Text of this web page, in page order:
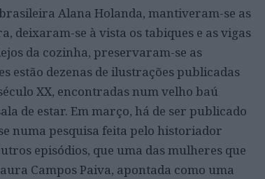
Alana Holanda, mantiveram-se as
deixaram-se à vista os tabiques e as vigas
da cozinha, preservaram-se as
estão dezenas de ilustrações publicadas
XX, encontradas num velho baú
de estar. Em março, há de ser publicado
numa pesquisa feita pelo historiador
episódios, que uma das mulheres que
Campos Paiva, apontada como uma